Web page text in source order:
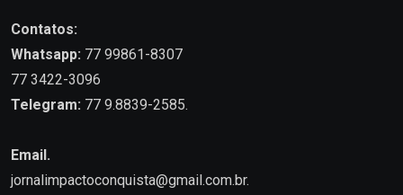
Contatos:
Whatsapp: 77 99861-8307
77 3422-3096
Telegram: 77 9.8839-2585.
Email.
jornalimpactoconquista@gmail.com.br.